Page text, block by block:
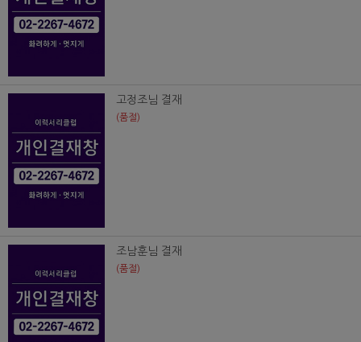
고정조님 결재
(품절)
조남훈님 결재
(품절)